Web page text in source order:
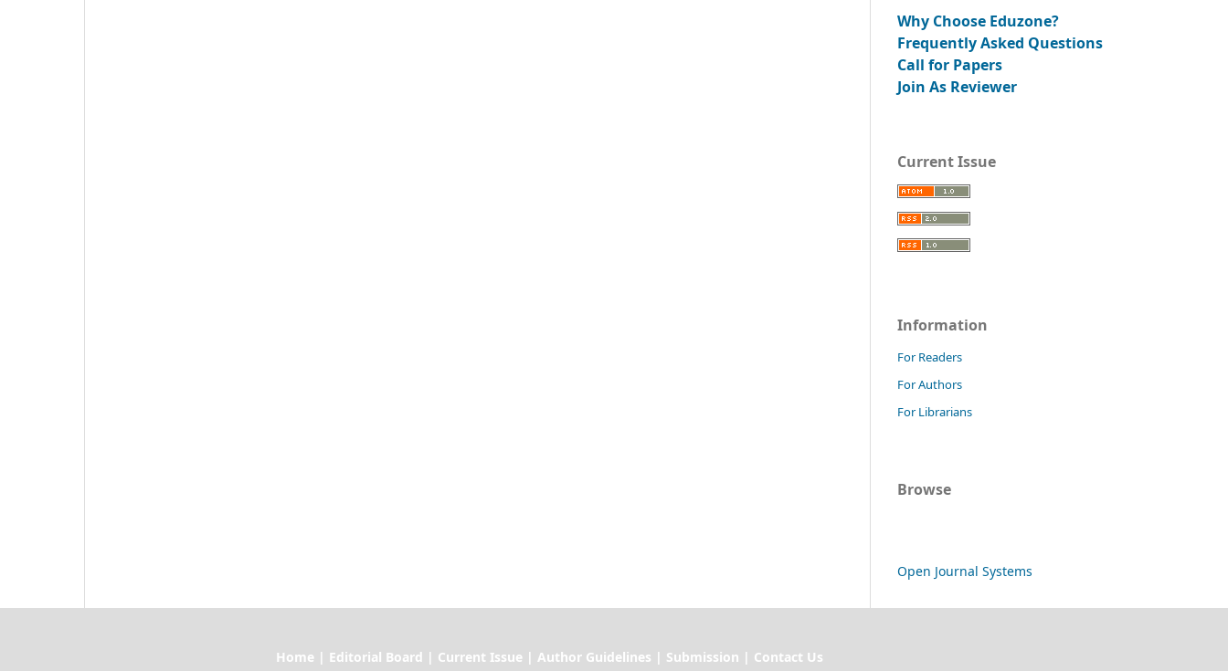
Why Choose Eduzone?
Frequently Asked Questions
Call for Papers
Join As Reviewer
Current Issue
Information
For Readers
For Authors
For Librarians
Browse
Open Journal Systems
Home | Editorial Board | Current Issue | Author Guidelines | Submission | Contact Us